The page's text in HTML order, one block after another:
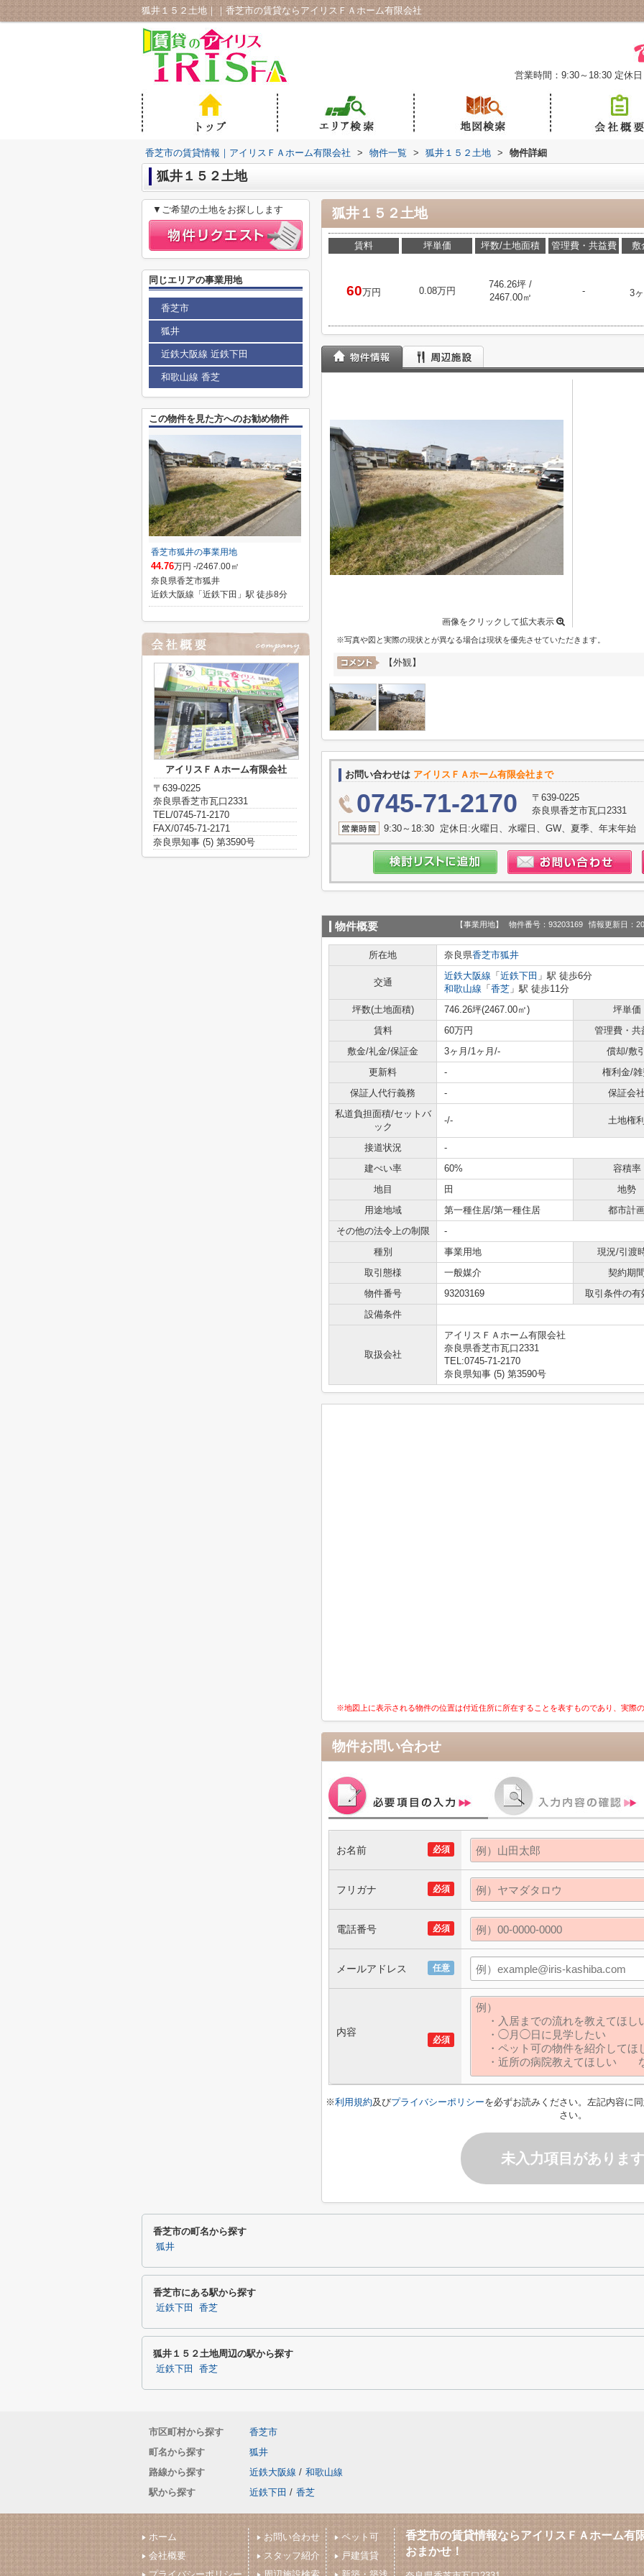
狐井１５２土地｜｜香芝市の賃貸ならアイリスＦＡホーム有限会社
営業時間：9:30～18:30 定休
香芝市の賃貸情報｜アイリスＦＡホーム有限会社 > 物件一覧 > 狐井１５２土地 > 物件詳細
狐井１５２土地
狐井１５２土地
賃料
60万円
坪単価
0.08万円
坪数/土地面積
746.26坪 /
2467.00㎡
管理費・共益費
-
敷
3
画像をクリックして拡大表示
※写真や図と実際の現状とが異なる場合は現状を優先させていただきます。
【外観】
お問い合わせは アイリスＦＡホーム有限会社まで
0745-71-2170
〒639-0225
奈良県香芝市瓦口2331
9:30～18:30 定休日:火曜日、水曜日、GW、夏季、年末年始
物件概要 【事業用地】 物件番号：93203169 情報更新日：
所在地 奈良県香芝市狐井
交通
近鉄大阪線 「 近鉄下田 」駅 徒歩6分
和歌山線 「 香芝 」駅 徒歩11分
坪数(土地面積)
746.26坪(2467.00㎡)
坪単価
賃料
60万円
管理費・共
敷金/礼金/保証金
3ヶ月/1ヶ月/-
償却/敷
更新料
-
権利金/雑
保証人代行義務
-
保証会
私道負担面積/セットバ
ック
-/- 土地権
接道状況
-
建ぺい率
60%
容積率
地目
田
地勢
用途地域
第一種住居/第一種住居
都市計
その他の法令上の制限
-
種別
事業用地
現況/引渡
取引態様
一般媒介
契約期
物件番号
93203169
取引条件の有
設備条件
取扱会社
アイリスＦＡホーム有限会社
奈良県香芝市瓦口2331
TEL:0745-71-2170
奈良県知事 (5) 第3590号
※地図上に表示される物件の位置は付近住所に所在することを表すものであり、実際
物件お問い合わせ
必須
お名前
必須
フリガナ
必須
電話番号
任意
メールアドレス
必須
内容
※利用規約及びプライバシーポリシーを必ずお読みください。左記内容に
さい。
未入力項目があります
▼ご希望の土地をお探しします
同じエリアの事業用地
香芝市
狐井
近鉄大阪線 近鉄下田
和歌山線 香芝
この物件を見た方へのお勧め物件
香芝市狐井の事業用地
44.76万円 -/2467.00㎡
奈良県香芝市狐井
近鉄大阪線「近鉄下田」駅 徒歩8分
アイリスＦＡホーム有限会社
〒639-0225
奈良県香芝市瓦口2331
TEL/0745-71-2170
FAX/0745-71-2171
奈良県知事 (5) 第3590号
香芝市の町名から探す
狐井
香芝市にある駅から探す
近鉄下田 香芝
狐井１５２土地周辺の駅から探す
近鉄下田 香芝
市区町村から探す
香芝市
町名から探す
狐井
路線から探す
近鉄大阪線 / 和歌山線
駅から探す
近鉄下田 / 香芝
ホーム
会社概要
お問い合わせ
スタッフ紹介
ペット可
戸建賃貸
香芝市の賃貸情報ならアイリスＦＡホーム有
おまかせ！